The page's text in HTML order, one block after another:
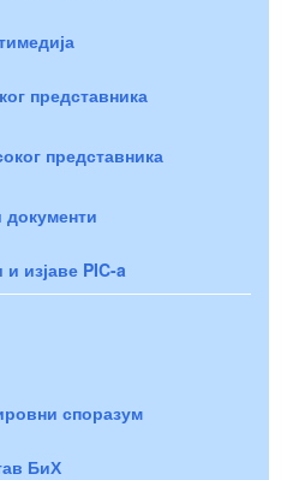
представника
представника
документи
изјаве PIC-a
споразум
БиХ